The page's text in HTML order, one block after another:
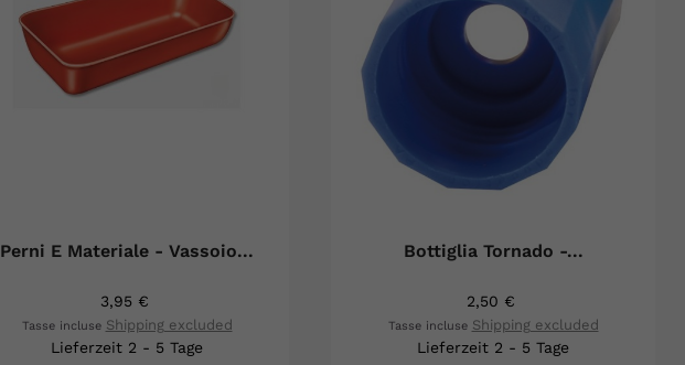
Perni E Materiale - Vassoio...
3,95 €
Tasse incluse Shipping excluded
Lieferzeit 2 - 5 Tage
Bottiglia Tornado -...
2,50 €
Tasse incluse Shipping excluded
Lieferzeit 2 - 5 Tage